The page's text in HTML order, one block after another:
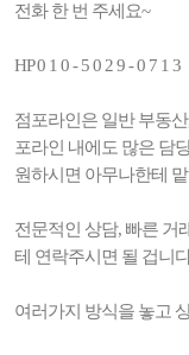
전화 한 번 주세요~
HP 0 1 0 - 5 0 2 9 - 0 7 1 3
점포라인은 일반 부동
포라인 내에도 많은 담
원하시면 아무나한테
전문적인 상담, 빠른 거
테 연락주시면 될 겁니
여러가지 방식을 놓고